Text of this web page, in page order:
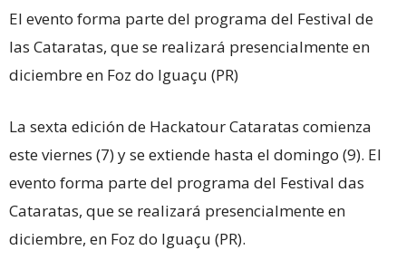
El evento forma parte del programa del Festival de
las Cataratas, que se realizará presencialmente en
diciembre en Foz do Iguaçu (PR)
La sexta edición de Hackatour Cataratas comienza
este viernes (7) y se extiende hasta el domingo (9). El
evento forma parte del programa del Festival das
Cataratas, que se realizará presencialmente en
diciembre, en Foz do Iguaçu (PR).